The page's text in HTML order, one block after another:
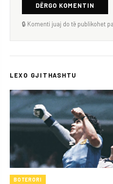
DËRGO KOMENTIN
🔒 Komenti juaj do të publikohet
LEXO GJITHASHTU
BOTERORI